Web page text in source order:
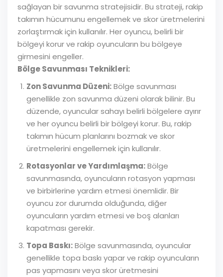
sağlayan bir savunma stratejisidir. Bu strateji, rakip
takımın hücumunu engellemek ve skor üretmelerini
zorlaştırmak için kullanılır. Her oyuncu, belirli bir
bölgeyi korur ve rakip oyuncuların bu bölgeye
girmesini engeller.
Bölge Savunması Teknikleri:
Zon Savunma Düzeni:Bölge savunması
genellikle zon savunma düzeni olarak bilinir. Bu
düzende, oyuncular sahayı belirli bölgelere ayırır
ve her oyuncu belirli bir bölgeyi korur. Bu, rakip
takımın hücum planlarını bozmak ve skor
üretmelerini engellemek için kullanılır.
Rotasyonlar ve Yardımlaşma:Bölge
savunmasında, oyuncuların rotasyon yapması
ve birbirlerine yardım etmesi önemlidir. Bir
oyuncu zor durumda olduğunda, diğer
oyuncuların yardım etmesi ve boş alanları
kapatması gerekir.
Topa Baskı:Bölge savunmasında, oyuncular
genellikle topa baskı yapar ve rakip oyuncuların
pas yapmasını veya skor üretmesini